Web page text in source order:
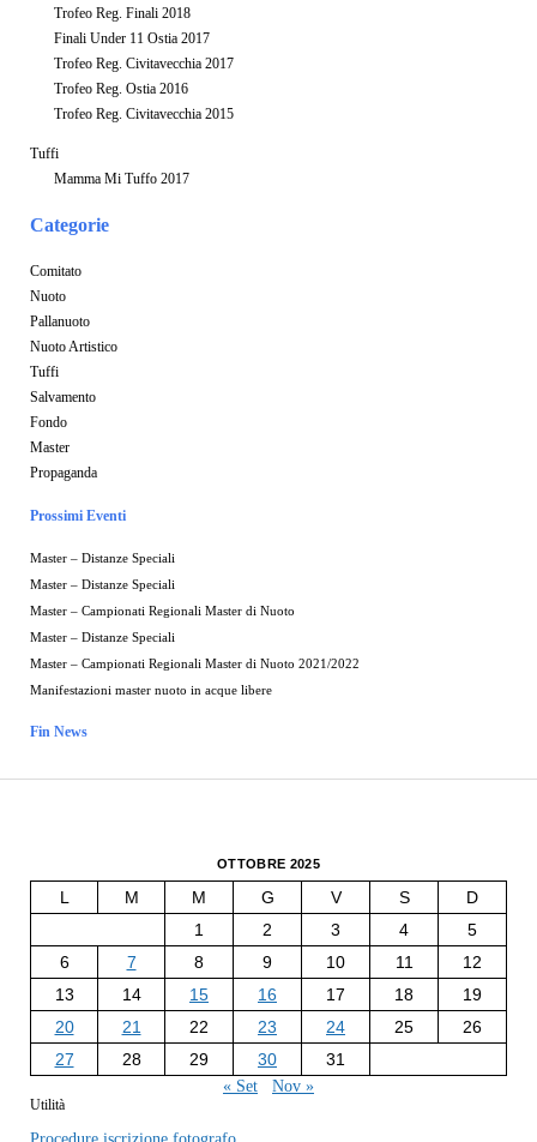
Trofeo Reg. Finali 2018
Finali Under 11 Ostia 2017
Trofeo Reg. Civitavecchia 2017
Trofeo Reg. Ostia 2016
Trofeo Reg. Civitavecchia 2015
Tuffi
Mamma Mi Tuffo 2017
Categorie
Comitato
Nuoto
Pallanuoto
Nuoto Artistico
Tuffi
Salvamento
Fondo
Master
Propaganda
Prossimi Eventi
Master – Distanze Speciali
Master – Distanze Speciali
Master – Campionati Regionali Master di Nuoto
Master – Distanze Speciali
Master – Campionati Regionali Master di Nuoto 2021/2022
Manifestazioni master nuoto in acque libere
Fin News
OTTOBRE 2025
L M M G V S
D
1
2 3 4
5
6
7 8 9 10 11
12
13
14 15 16 17 18
19
20
21 22 23 24 25
26
27
28 29 30 31
« Set Nov »
Utilità